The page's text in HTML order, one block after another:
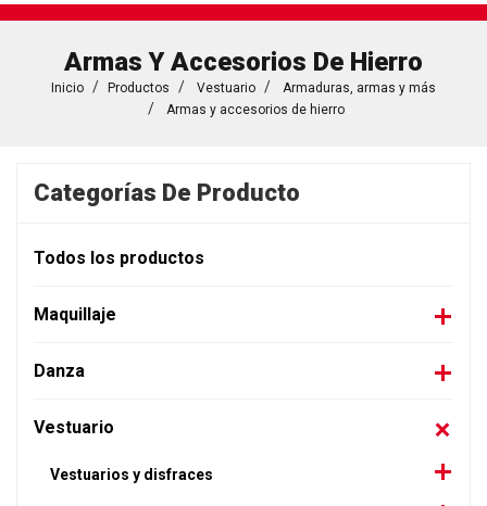
Armas Y Accesorios De Hierro
Inicio Productos Vestuario
Armaduras, armas y más
Armas y accesorios de hierro
Categorías De Producto
Todos los productos
Maquillaje
Danza
Vestuario
Vestuarios y disfraces